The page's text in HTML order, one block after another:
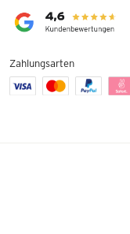
Zahlungsarten